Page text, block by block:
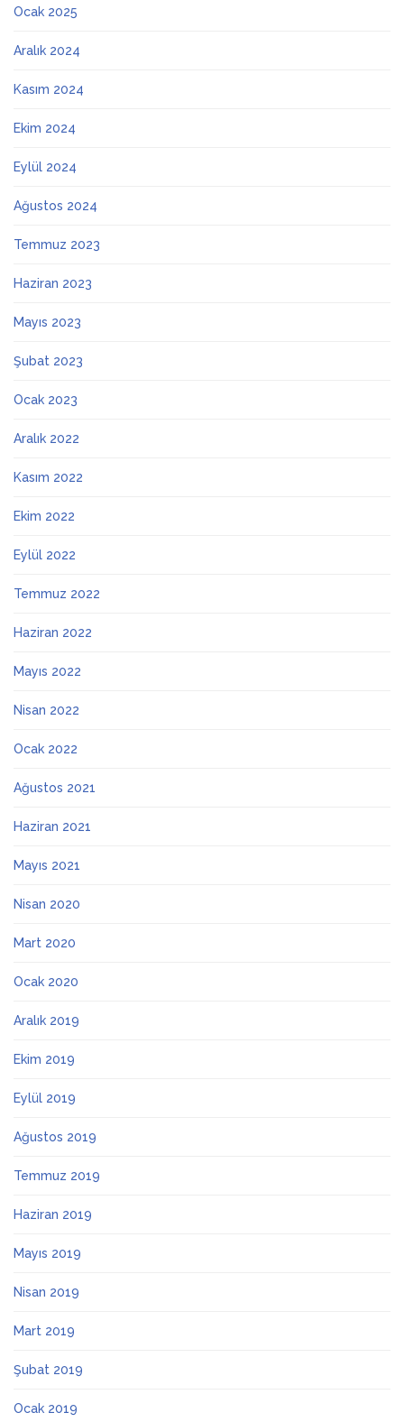
Ocak 2025
Aralık 2024
Kasım 2024
Ekim 2024
Eylül 2024
Ağustos 2024
Temmuz 2023
Haziran 2023
Mayıs 2023
Şubat 2023
Ocak 2023
Aralık 2022
Kasım 2022
Ekim 2022
Eylül 2022
Temmuz 2022
Haziran 2022
Mayıs 2022
Nisan 2022
Ocak 2022
Ağustos 2021
Haziran 2021
Mayıs 2021
Nisan 2020
Mart 2020
Ocak 2020
Aralık 2019
Ekim 2019
Eylül 2019
Ağustos 2019
Temmuz 2019
Haziran 2019
Mayıs 2019
Nisan 2019
Mart 2019
Şubat 2019
Ocak 2019